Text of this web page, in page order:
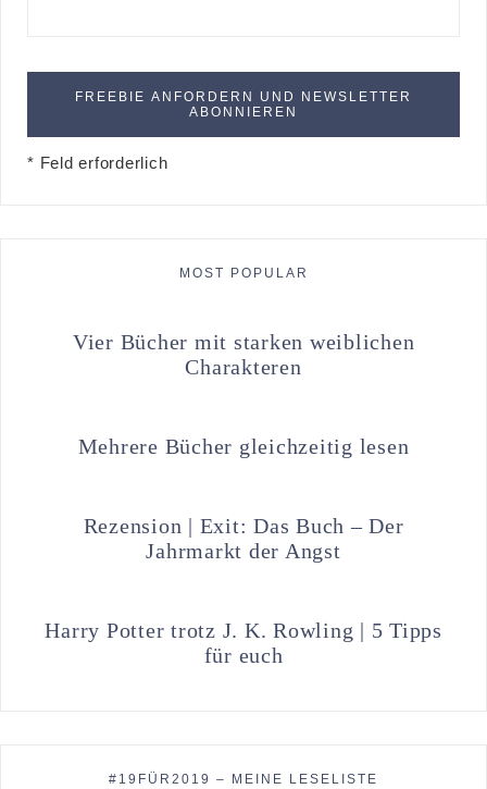
* Feld erforderlich
MOST POPULAR
Vier Bücher mit starken weiblichen
Charakteren
Mehrere Bücher gleichzeitig lesen
Rezension | Exit: Das Buch – Der
Jahrmarkt der Angst
Harry Potter trotz J. K. Rowling | 5 Tipps
für euch
#19FÜR2019 – MEINE LESELISTE